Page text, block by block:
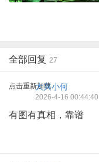
全部回复 27
点击重新加载大兴小何
2026-4-16 00:44:40
有图有真相，靠谱